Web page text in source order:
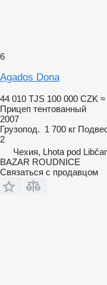
6
Agados Dona
44 010 TJS 100 000 CZK ≈
Прицеп тентованный
2007
Грузопод. 1 700 кг
2
Чехия, Lhota pod
BAZAR ROUDNICE
Связаться с продавцом